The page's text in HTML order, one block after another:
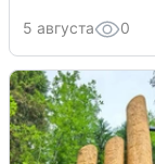
5 августа 0